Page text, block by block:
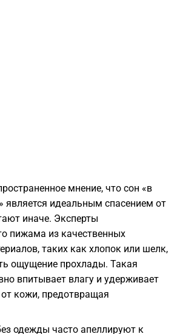
мнение, что сон «в
является идеальным спасением от
иначе. Эксперты
пижама из качественных
таких как хлопок или шелк,
ощущение прохлады. Такая
впитывает влагу и удерживает
от кожи, предотвращая
одежды часто апеллируют к